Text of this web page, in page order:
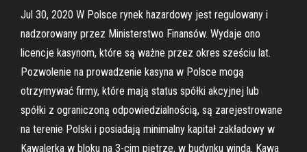
Jul 30, 2020 W Polsce rynek hazardowy jest regulowany i
nadzorowany przez Ministerstwo Finansów. Wydaje ono
licencje kasynom, które są ważne przez okres sześciu lat.
Pozwolenie na prowadzenie kasyna w Polsce mogą
otrzymywać firmy, które mają status spółki akcyjnej lub
spółki z ograniczoną odpowiedzialnością, są zarejestrowane
na terenie Polski i posiadają minimalny kapitał zakładowy w
Kawalerka w bloku na 3-cim piętrze, w budynku winda. Kawa